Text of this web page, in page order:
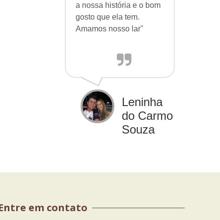
a nossa história e o bom
gosto que ela tem.
Amamos nosso lar"
Leninha
do Carmo
Souza
em contato